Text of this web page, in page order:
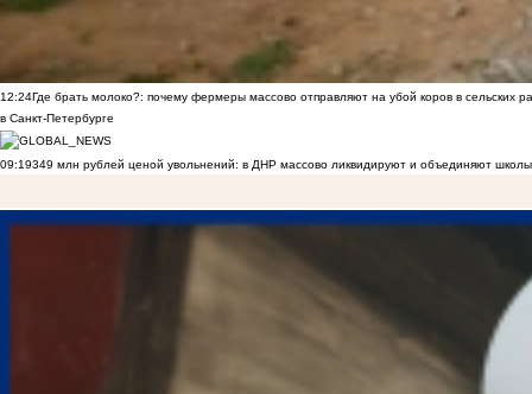
12:24Где брать молоко?: почему фермеры массово отправляют на убой коров в сельских
в Санкт-Петербурге
09:19349 млн рублей ценой увольнений: в ДНР массово ликвидируют и объединяют